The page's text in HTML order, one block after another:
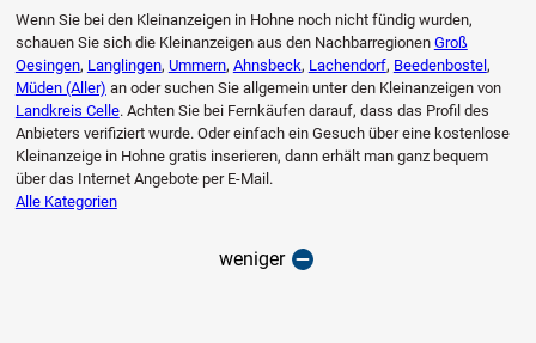
Wenn Sie bei den Kleinanzeigen in Hohne noch nicht fündig wurden,
schauen Sie sich die Kleinanzeigen aus den Nachbarregionen Groß
Oesingen, Langlingen, Ummern, Ahnsbeck, Lachendorf, Beedenbostel ,
Müden (Aller) an oder suchen Sie allgemein unter den Kleinanzeigen von
Landkreis Celle. Achten Sie bei Fernkäufen darauf, dass das Profil des
Anbieters verifiziert wurde. Oder einfach ein Gesuch über eine kostenlose
Kleinanzeige in Hohne gratis inserieren, dann erhält man ganz bequem
über das Internet Angebote per E-Mail.
Alle Kategorien
weniger